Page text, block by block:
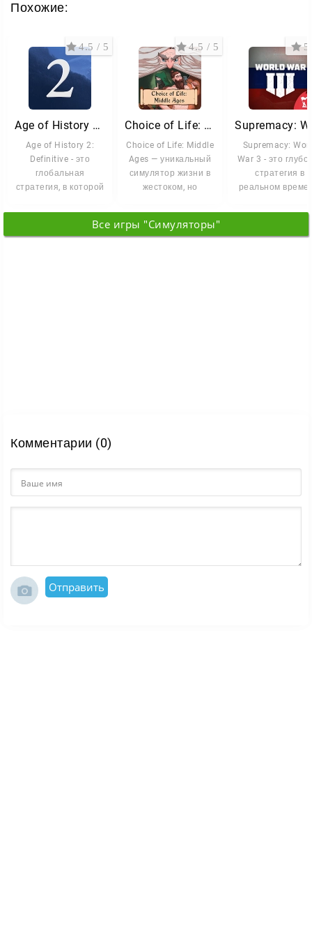
Steam у неё 97% положительных отзывов.
Если вам нравятся карты, география и наблюдение
за тем, как из хаоса рождается история, Ages of
Conflict даст полную свободу творить собственные
Похожие:
Age of History 2: Definitive
Age of History 2:
Definitive - это
глобальная
стратегия, в которой
под контроль
4.5 / 5
Choice of Life: Middle Ages
Choice of Life: Middle
Ages — уникальный
симулятор жизни в
жестоком, но
средневековом
4.5 / 5
Supremacy:
War 3 - это
стратегия в
реальном
взять на себя
5
Все игры "Симуляторы"
Комментарии (0)
Отправить